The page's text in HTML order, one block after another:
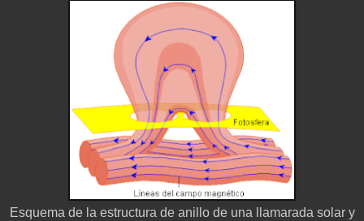
Esquema de la estructura de anillo de una llamarada solar y